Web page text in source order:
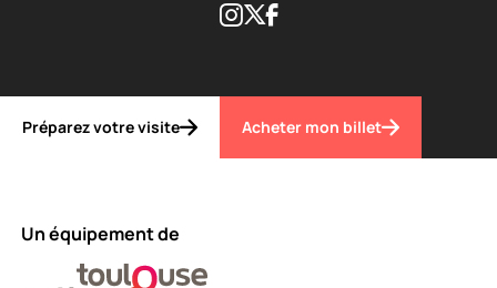
Instagram
TwitterFacebook
Préparez votre visite Acheter mon billet
Un équipement de